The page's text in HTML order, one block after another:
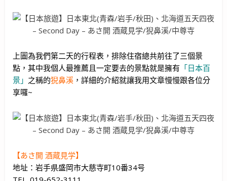
上圖為我們第二天的行程表，排除住宿總共前往了三個景
點，其中我個人最推薦且一定要去的景點就是擁有 「日本百
景」 之稱的猊鼻溪 ，詳細的介紹就讓我用文章慢慢跟各位分
享囉~
【あさ開 酒蔵見学】
地址：岩手県盛岡市大慈寺町10番34号